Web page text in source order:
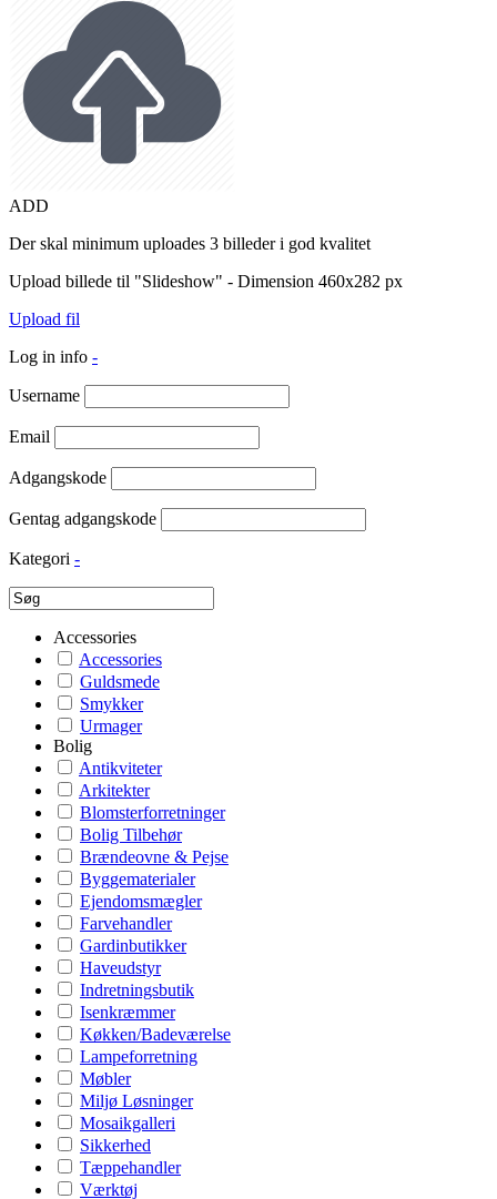
ADD
Der skal minimum uploades 3 billeder i god kvalitet
Upload billede til "Slideshow" - Dimension 460x282 px
Upload fil
Log in info -
Username
Email
Adgangskode
Gentag adgangskode
Kategori -
Accessories
Accessories
Guldsmede
Smykker
Urmager
Bolig
Antikviteter
Arkitekter
Blomsterforretninger
Bolig Tilbehør
Brændeovne & Pejse
Byggematerialer
Ejendomsmægler
Farvehandler
Gardinbutikker
Haveudstyr
Indretningsbutik
Isenkræmmer
Køkken/Badeværelse
Lampeforretning
Møbler
Miljø Løsninger
Mosaikgalleri
Sikkerhed
Tæppehandler
Værktøj